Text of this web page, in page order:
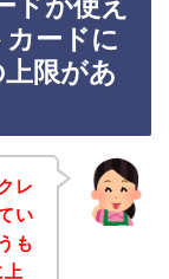
ードに
限があ
レ
い
も